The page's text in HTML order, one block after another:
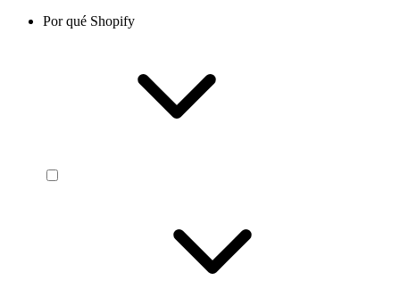
Por qué Shopify